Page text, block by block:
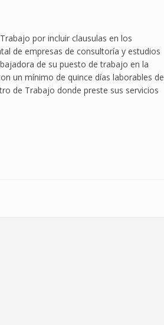
por incluir clausulas en los
de empresas de consultoría y estudios
de su puesto de trabajo en la
un mínimo de quince días laborables de
de Trabajo donde preste sus servicios